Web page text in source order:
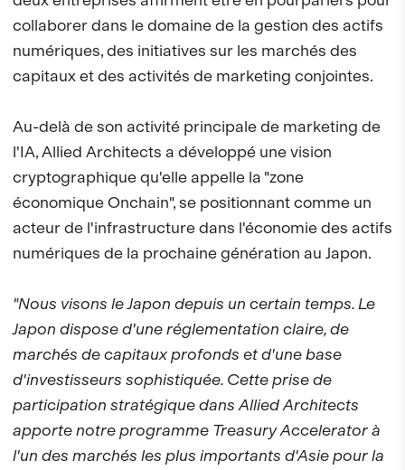
collaborer dans le domaine de la gestion des actifs
numériques, des initiatives sur les marchés des
capitaux et des activités de marketing conjointes.
Au-delà de son activité principale de marketing de
l'IA, Allied Architects a développé une vision
cryptographique qu'elle appelle la "zone
économique Onchain", se positionnant comme un
acteur de l'infrastructure dans l'économie des actifs
numériques de la prochaine génération au Japon.
"Nous visons le Japon depuis un certain temps. Le
Japon dispose d'une réglementation claire, de
marchés de capitaux profonds et d'une base
d'investisseurs sophistiquée. Cette prise de
participation stratégique dans Allied Architects
apporte notre programme Treasury Accelerator à
l'un des marchés les plus importants d'Asie pour la